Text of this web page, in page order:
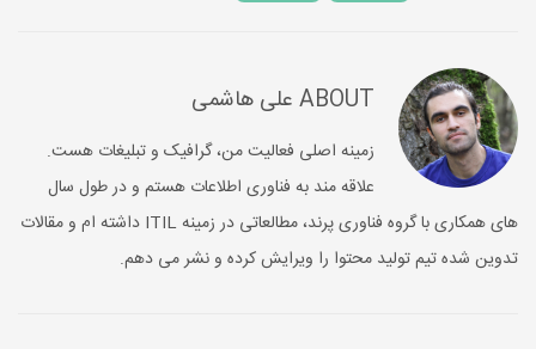
ABOUT علی هاشمی
زمینه اصلی فعالیت من، گرافیک و تبلیغات هست.
علاقه مند به فناوری اطلاعات هستم و در طول سال
های همکاری با گروه فناوری پرند، مطالعاتی در زمینه ITIL داشته ام و مقالات
تدوین شده تیم تولید محتوا را ویرایش کرده و نشر می دهم.